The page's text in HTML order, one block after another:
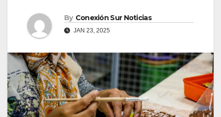
By Conexión Sur Noticias
JAN 23, 2025